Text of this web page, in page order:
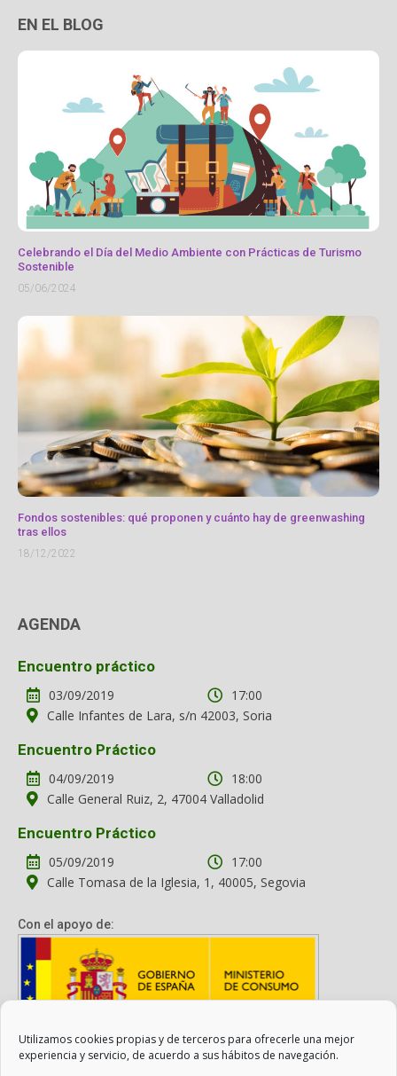
Utilizamos cookies propias y de terceros para ofrecerle una mejor
experiencia y servicio, de acuerdo a sus hábitos de navegación.
EN EL BLOG
Celebrando el Día del Medio Ambiente con Prácticas de Turismo
Sostenible
05/06/2024
Fondos sostenibles: qué proponen y cuánto hay de greenwashing
tras ellos
18/12/2022
AGENDA
Encuentro práctico
03/09/2019
17:00
Calle Infantes de Lara, s/n 42003, Soria
Encuentro Práctico
04/09/2019
18:00
Calle General Ruiz, 2, 47004 Valladolid
Encuentro Práctico
05/09/2019
17:00
Calle Tomasa de la Iglesia, 1, 40005, Segovia
Con el apoyo de:
Con el apoyo del Ministerio de Consumo. Su contenido es
responsabilidad exclusiva de la asociación.